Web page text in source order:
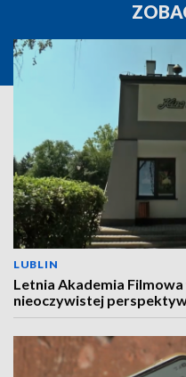
LUBLIN
Letnia Akademia
nieoczywistej